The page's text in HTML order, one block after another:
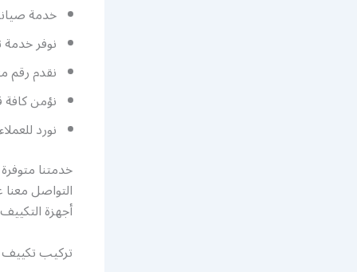
خدمة
نوفر
نقدم رقم
نؤمن كافة
نورد
خدمتنا
التواصل
أجهزة
تركيب